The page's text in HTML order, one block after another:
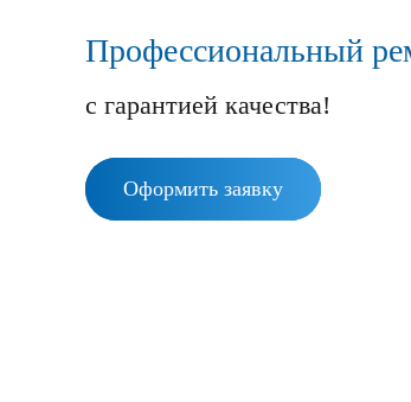
Профессиональный
с гарантией качества!
Оформить заявку